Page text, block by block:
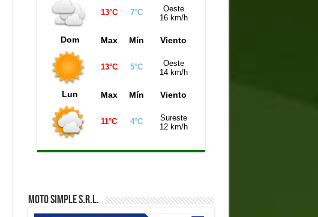
13°C 7°C
Oeste
16 km/h
Dom Max Mín Viento
13°C 5°C
Oeste
14 km/h
Lun Max Mín Viento
11°C 4°C
Sureste
12 km/h
MOTO SIMPLE S.R.L.